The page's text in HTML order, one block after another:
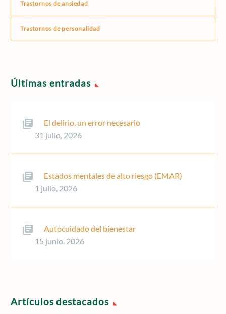
Trastornos de ansiedad
Trastornos de personalidad
Últimas entradas
El delirio, un error necesario
31 julio, 2026
Estados mentales de alto riesgo (EMAR)
1 julio, 2026
Autocuidado del bienestar
15 junio, 2026
Artículos destacados